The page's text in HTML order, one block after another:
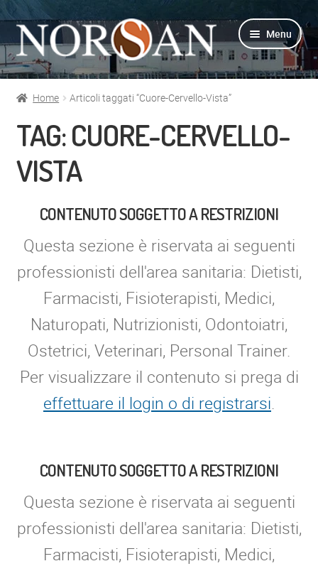
Vai
alla
navigazione
Vai
al
contenuto
Menu
Info prodotti
Info Omega-3
Azienda
Per Esperti
Home Articoli taggati “Cuore-Cervello-Vista”
TAG:CUORE-CERVELLO-
VISTA
CONTENUTO SOGGETTO A RESTRIZIONI
Questa sezione è riservata ai seguenti
professionisti dell'area sanitaria: Dietisti,
Farmacisti, Fisioterapisti, Medici,
Naturopati, Nutrizionisti, Odontoiatri,
Ostetrici, Veterinari, Personal Trainer.
Per visualizzare il contenuto si prega di
effettuare il login o di registrarsi.
CONTENUTO SOGGETTO A RESTRIZIONI
Questa sezione è riservata ai seguenti
professionisti dell'area sanitaria: Dietisti,
Farmacisti, Fisioterapisti, Medici,